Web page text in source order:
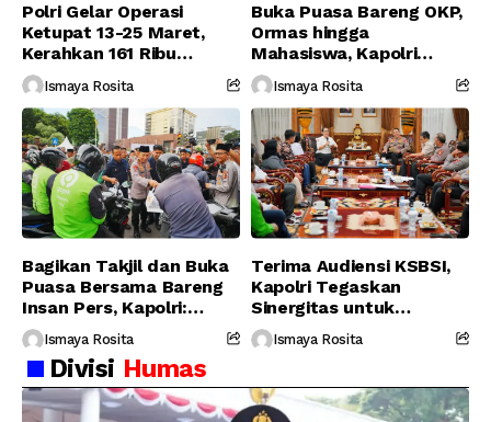
Polri Gelar Operasi
Ketupat 13-25 Maret,
Kerahkan 161 Ribu
Personel Gabungan
Ismaya Rosita
Buka Puasa Bareng OKP,
Ormas hingga
Mahasiswa, Kapolri
Serukan Jaga
Persatuan-Dukung
Program Pemerintah
Ismaya Rosita
Bagikan Takjil dan Buka
Puasa Bersama Bareng
Insan Pers, Kapolri:
Suara Media Suara
Publik
Ismaya Rosita
Terima Audiensi KSBSI,
Kapolri Tegaskan
Sinergitas untuk
Perjuangkan Hak Buruh
Ismaya Rosita
Divisi Humas